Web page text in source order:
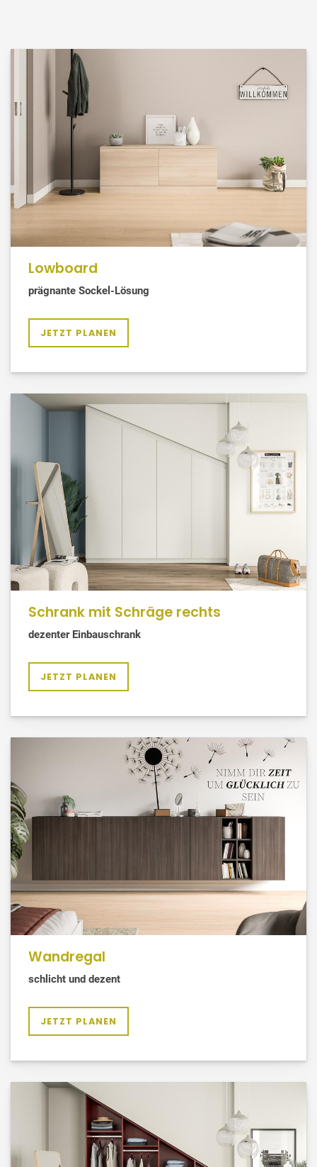
Lowboard
prägnante Sockel-Lösung
JETZT PLANEN
Schrank mit Schräge rechts
dezenter Einbauschrank
JETZT PLANEN
Wandregal
schlicht und dezent
JETZT PLANEN